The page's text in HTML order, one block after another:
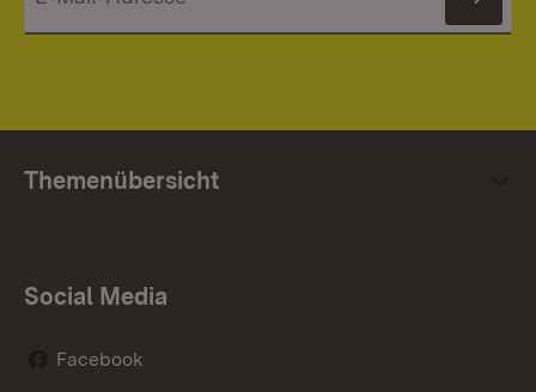
Themenübersicht
Social Media
Facebook